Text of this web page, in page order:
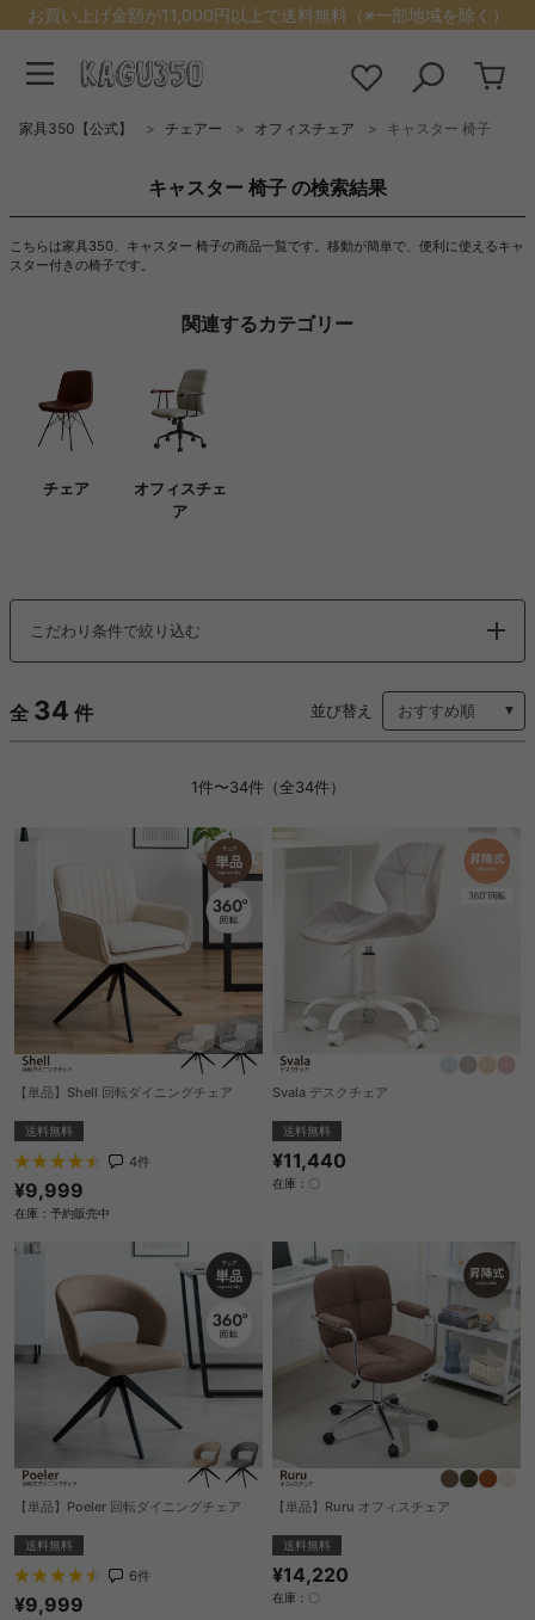
お買い上げ金額が11,000円以上で送料無料（※一部地域を除く）
家具350【公式】 チェアー オフィスチェア キャスター 椅子
キャスター 椅子 の検索結果
こちらは家具350、キャスター 椅子の商品一覧です。移動が簡単で、便利に使えるキャ
スター付きの椅子です。
関連するカテゴリー
チェア
オフィスチェ
ア
こだわり条件で絞り込む
全 34 件 並び替え
1件〜34件（全34件）
【単品】Shell 回転ダイニングチェア
送料無料
4件
¥9,999
在庫：予約販売中
Svala デスクチェア
送料無料
¥11,440
在庫：〇
【単品】Poeler 回転ダイニングチェア
送料無料
6件
¥9,999
【単品】Ruru オフィスチェア
送料無料
¥14,220
在庫：〇